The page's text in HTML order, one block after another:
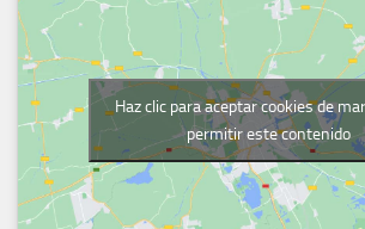
Haz clic para aceptar cookies de
permitir este contenido